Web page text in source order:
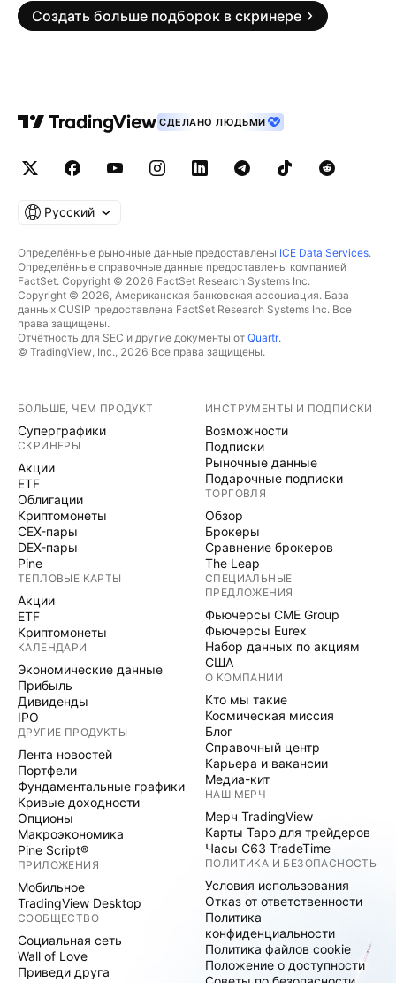
Создать больше подборок в скринере
СДЕЛАНО ЛЮДЬМИ
Русский
Определённые рыночные данные предоставлены ICE Data Services.
Определённые справочные данные предоставлены компанией
FactSet. Copyright © 2026 FactSet Research Systems Inc.
Copyright © 2026, Американская банковская ассоциация. База
данных CUSIP предоставлена FactSet Research Systems Inc. Все
права защищены.
Отчётность для SEC и другие документы от Quartr.
© TradingView, Inc., 2026 Все права защищены.
БОЛЬШЕ, ЧЕМ ПРОДУКТ
Суперграфики
СКРИНЕРЫ
Акции
ETF
Облигации
Криптомонеты
CEX-пары
DEX-пары
Pine
ТЕПЛОВЫЕ КАРТЫ
Акции
ETF
Криптомонеты
КАЛЕНДАРИ
Экономические данные
Прибыль
Дивиденды
IPO
ДРУГИЕ ПРОДУКТЫ
Лента новостей
Портфели
Фундаментальные графики
Кривые доходности
Опционы
Макроэкономика
Pine Script®
ПРИЛОЖЕНИЯ
Мобильное
TradingView Desktop
СООБЩЕСТВО
Социальная сеть
Wall of Love
Приведи друга
ИНСТРУМЕНТЫ И ПОДПИСКИ
Возможности
Подписки
Рыночные данные
Подарочные подписки
ТОРГОВЛЯ
Обзор
Брокеры
Сравнение брокеров
The Leap
СПЕЦИАЛЬНЫЕ
ПРЕДЛОЖЕНИЯ
Фьючерсы CME Group
Фьючерсы Eurex
Набор данных по акциям
США
О КОМПАНИИ
Кто мы такие
Космическая миссия
Блог
Справочный центр
Карьера и вакансии
Медиа-кит
НАШ МЕРЧ
Мерч TradingView
Карты Таро для трейдеров
Часы C63 TradeTime
ПОЛИТИКА И БЕЗОПАСНОСТЬ
Условия использования
Отказ от ответственности
Политика
конфиденциальности
Политика файлов cookie
Положение о доступности